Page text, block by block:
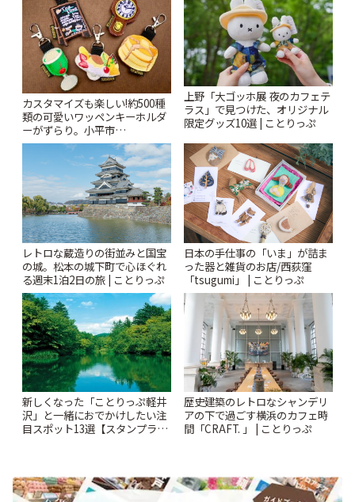
カスタマイズも楽しい!約500種
類の可愛いワッペンキーホルダ
ーがずらり。小平市
「Kimamaya T&K」 | ことりっ
上野「大ゴッホ展 夜のカフェテ
ラス」で見つけた、オリジナル
限定グッズ10選 | ことりっぷ
レトロな蔵造りの街並みと国宝
の城。松本の城下町で心ほぐれ
る週末1泊2日の旅 | ことりっぷ
日本の手仕事の「いま」が詰ま
った器と雑貨のお店/西荻窪
「tsugumi」 | ことりっぷ
新しくなった「ことりっぷ軽井
沢」と一緒におでかけしたい注
目スポット13選【スタンプラリ
歴史建築のレトロなシャンデリ
アの下で過ごす横浜のカフェ時
間「CRAFT. 」 | ことりっぷ